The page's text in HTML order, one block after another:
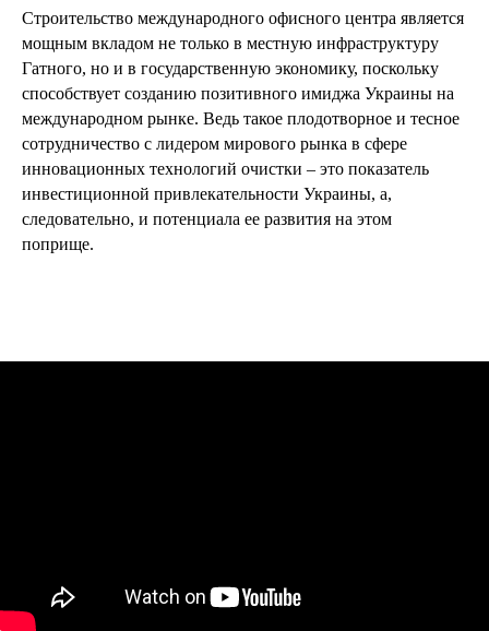
Строительство международного офисного центра является
мощным вкладом не только в местную инфраструктуру
Гатного, но и в государственную экономику, поскольку
способствует созданию позитивного имиджа Украины на
международном рынке. Ведь такое плодотворное и тесное
сотрудничество с лидером мирового рынка в сфере
инновационных технологий очистки – это показатель
инвестиционной привлекательности Украины, а,
следовательно, и потенциала ее развития на этом
поприще.